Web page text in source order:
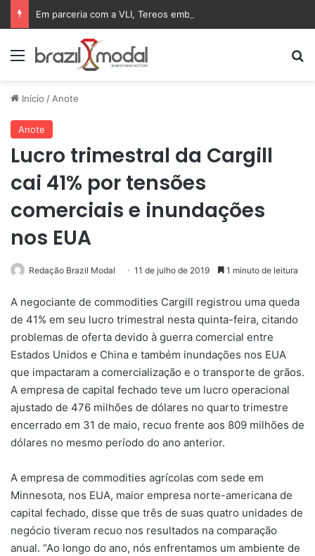
Menu
Início /Anote
Anote
Lucro trimestral da Cargill
cai 41% por tensões
comerciais e inundações
nos EUA
Redação Brazil Modal 11 de julho de 2019 1 minuto de leitura
A negociante de commodities Cargill registrou uma queda
de 41% em seu lucro trimestral nesta quinta-feira, citando
problemas de oferta devido à guerra comercial entre
Estados Unidos e China e também inundações nos EUA
que impactaram a comercialização e o transporte de grãos.
A empresa de capital fechado teve um lucro operacional
ajustado de 476 milhões de dólares no quarto trimestre
encerrado em 31 de maio, recuo frente aos 809 milhões de
dólares no mesmo período do ano anterior.
A empresa de commodities agrícolas com sede em
Minnesota, nos EUA, maior empresa norte-americana de
capital fechado, disse que três de suas quatro unidades de
negócio tiveram recuo nos resultados na comparação
anual. “Ao longo do ano, nós enfrentamos um ambiente de